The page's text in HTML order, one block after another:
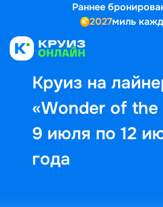
Раннее
2027миль
Круиз на
«Wonder of the
9 июля по 12
года
Выбор кают